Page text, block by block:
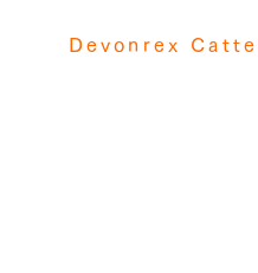
Devonrex